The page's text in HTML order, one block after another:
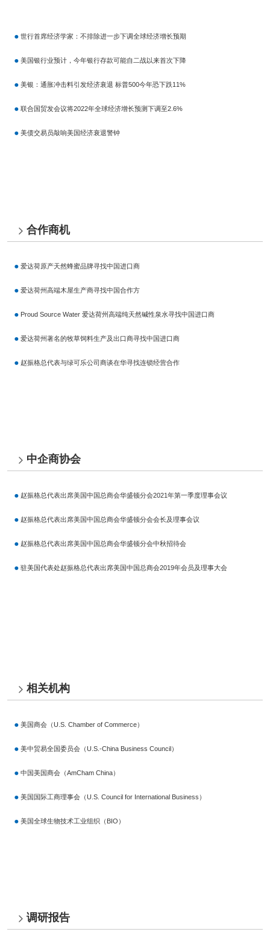
世行首席经济学家：不排除进一步下调全球经济增长预期
美国银行业预计，今年银行存款可能自二战以来首次下降
美银：通胀冲击料引发经济衰退 标普500今年恐下跌11%
联合国贸发会议将2022年全球经济增长预测下调至2.6%
美债交易员敲响美国经济衰退警钟
合作商机
爱达荷原产天然蜂蜜品牌寻找中国进口商
爱达荷州高端木屋生产商寻找中国合作方
Proud Source Water 爱达荷州高端纯天然碱性泉水寻找中国进口商
爱达荷州著名的牧草饲料生产及出口商寻找中国进口商
赵振格总代表与绿可乐公司商谈在华寻找连锁经营合作
中企商协会
赵振格总代表出席美国中国总商会华盛顿分会2021年第一季度理事会议
赵振格总代表出席美国中国总商会华盛顿分会会长及理事会议
赵振格总代表出席美国中国总商会华盛顿分会中秋招待会
驻美国代表处赵振格总代表出席美国中国总商会2019年会员及理事大会
相关机构
美国商会（U.S. Chamber of Commerce）
美中贸易全国委员会（U.S.-China Business Council）
中国美国商会（AmCham China）
美国国际工商理事会（U.S. Council for International Business）
美国全球生物技术工业组织（BIO）
调研报告